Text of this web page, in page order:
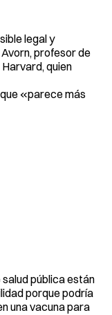
legal y
profesor de
quien
que «parece más
pública están
porque podría
una vacuna para